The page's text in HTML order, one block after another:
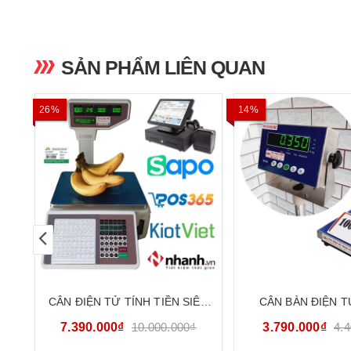
TÍNH NĂNG
- CÂN ĐIỆN TỬ
SẢN PHẨM LIÊN QUAN
26%
CÂN ĐIỆN TỬ TÍNH TIỀN SIÊU
7.390.000₫ 10.000.000₫
14%
CÂN BÀN ĐIỆN
3.790.000₫